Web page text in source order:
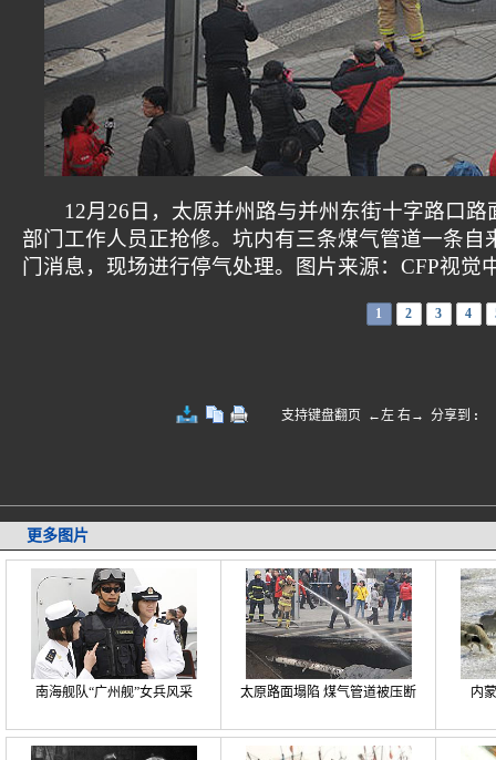
12月26日，太原并州路与并州东街十字路口路
部门工作人员正抢修。坑内有三条煤气管道一条
门消息，现场进行停气处理。图片来源：CFP视觉
1 2 3 4
支持键盘翻页 ←左 右→ 分享到 :
更多图片
南海舰队“广州舰”女兵风采 太原路面塌陷 煤气管道被压断 内